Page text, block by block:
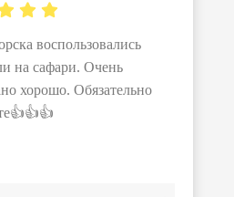
воспользовались
на сафари. Очень
хорошо. Обязательно